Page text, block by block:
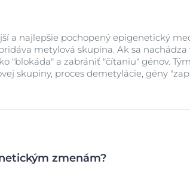
a najlepšie pochopený epigenetický
metylová skupina. Ak sa
"blokáda" a zabrániť "čítaniu" génov.
skupiny, proces demetylácie, gény
zmenám?